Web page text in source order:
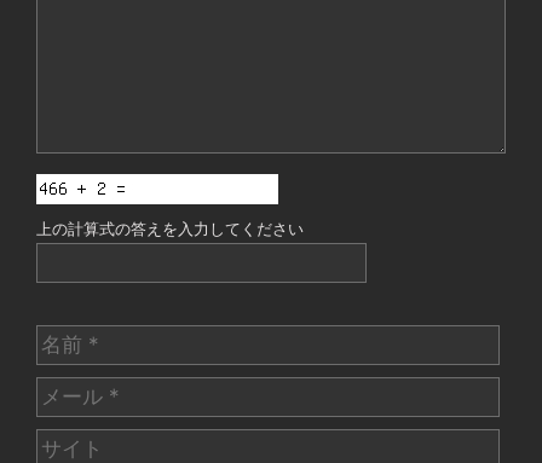
上の計算式の答えを入力してください
名
前
メ
ー
ル
サ